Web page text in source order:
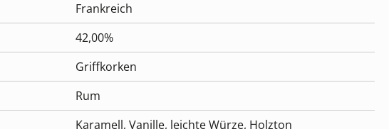
Rum
Frankreich
42,00%
Karamell, Vanille, leichte Würze, Holzton
Griffkorken